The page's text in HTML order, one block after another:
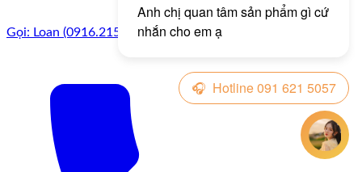
Gọi: Loan (0916.215.057)